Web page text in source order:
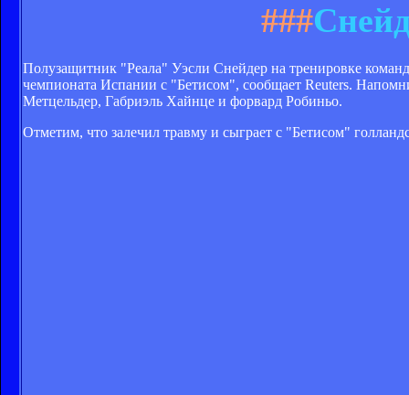
###
Полузащитник "Реала" Уэсли Снейдер на тренировке
чемпионата Испании с "Бетисом", сообщает Reuters.
Метцельдер, Габриэль Хайнце и форвард Робиньо.
Отметим, что залечил травму и сыграет с "Бетисом"